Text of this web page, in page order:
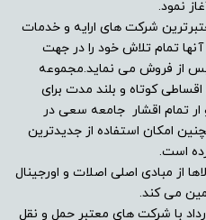
نمود.
شرکت های ارایه و خدمات
تمام تلاش خود را در جهت
از فروش می نماید.مجموعه
کوتاه و بلند مدت برای
ار تمام اقشار جامعه سعی در
امکان استفاده از جدیدترین
است.
از مبادی اصلی اصلات و اورجینال
می کند.
با شرکت های معتبر حمل و نقل